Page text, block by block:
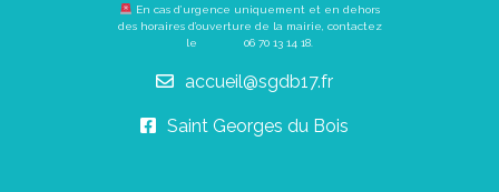
En cas d’urgence uniquement et en dehors
des horaires d’ouverture de la mairie, contactez
le 06 70 13 14 18
accueil@sgdb17.fr
Saint Georges du Bois